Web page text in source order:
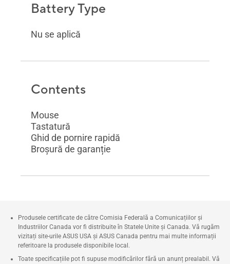
Battery Type
Nu se aplică
Contents
Mouse
Tastatură
Ghid de pornire rapidă
Broșură de garanție
Produsele certificate de către Comisia Federală a Comunicațiilor și
Industriilor Canada vor fi distribuite în Statele Unite și Canada. Vă rugăm
vizitați site-urile ASUS USA și ASUS Canada pentru mai multe informații
referitoare la produsele disponibile local.
Toate specificațiile pot fi supuse modificărilor fără un anunț prealabil. Vă